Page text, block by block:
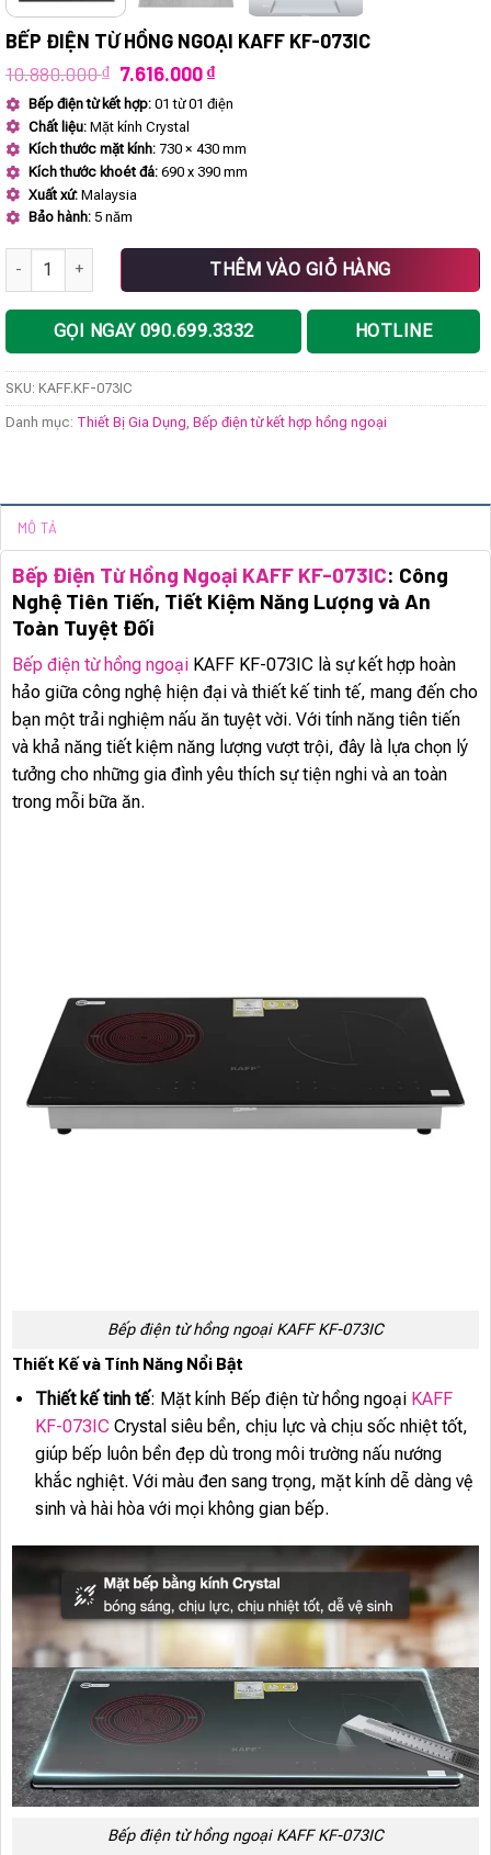
BẾP ĐIỆN TỪ HỒNG NGOẠI KAFF KF-073IC
10.880.000₫ Giá
gốc
là:
10.880.000 ₫.
7.616.000₫Giá
hiện
tại
7.616.000 ₫.
Bếp điện từ kết hợp: 01 từ 01 điện
Chất liệu: Mặt kính Crystal
Kích thước mặt kính: 730 × 430 mm
Kích thước khoét đá: 690 x 390 mm
Xuất xứ: Malaysia
Bảo hành: 5 năm
Bếp điện từ hồng ngoại KAFF KF-073IC số lượng
THÊM VÀO GIỎ HÀNG
GỌI NGAY 090.699.3332 HOTLINE
SKU: KAFF.KF-073IC
Danh mục: Thiết Bị Gia Dụng Bếp điện từ kết hợp hồng ngoại
MÔ TẢ
Bếp Điện Từ Hồng Ngoại KAFF KF-073IC: Công
Nghệ Tiên Tiến, Tiết Kiệm Năng Lượng và An
Toàn Tuyệt Đối
Bếp điện từ hồng ngoại KAFF KF-073IC là sự kết hợp hoàn
hảo giữa công nghệ hiện đại và thiết kế tinh tế, mang đến cho
bạn một trải nghiệm nấu ăn tuyệt vời. Với tính năng tiên tiến
và khả năng tiết kiệm năng lượng vượt trội, đây là lựa chọn lý
tưởng cho những gia đình yêu thích sự tiện nghi và an toàn
trong mỗi bữa ăn.
Bếp điện từ hồng ngoại KAFF KF-073IC
Thiết Kế và Tính Năng Nổi Bật
Thiết kế tinh tế: Mặt kính Bếp điện từ hồng ngoại KAFF
KF-073IC Crystal siêu bền, chịu lực và chịu sốc nhiệt tốt,
giúp bếp luôn bền đẹp dù trong môi trường nấu nướng
khắc nghiệt. Với màu đen sang trọng, mặt kính dễ dàng vệ
sinh và hài hòa với mọi không gian bếp.
Bếp điện từ hồng ngoại KAFF KF-073IC